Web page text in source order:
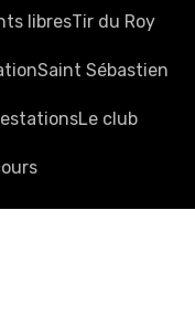
libresTir du Roy
Saint Sébastien
Le club